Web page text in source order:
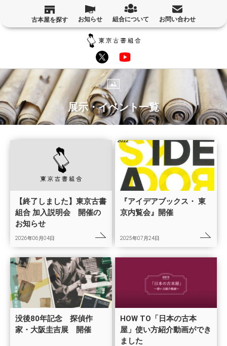
古本屋を探す お知らせ 組合について お問い合わせ
展示・イベント一覧
【終了しました】東京古書
組合 加入説明会 開催の
お知らせ
2026年06月04日
『アイデアブックス・ 東
京内覧会』開催
2025年07月24日
没後80年記念 探偵作
家・大阪圭吉展 開催
HOW TO「日本の古本
屋」使い方紹介動画ができ
ました